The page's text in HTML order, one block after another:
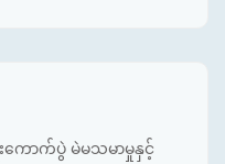
ကောက်ပွဲ မဲမသမာမှုနှင့်